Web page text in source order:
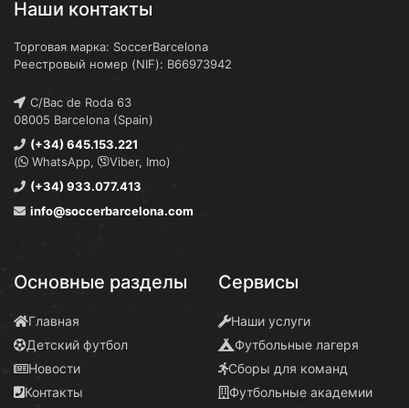
Наши контакты
Торговая марка: SoccerBarcelona
Реестровый номер (NIF): B66973942
C/Bac de Roda 63
08005 Barcelona (Spain)
(+34) 645.153.221
(
WhatsApp,
Viber, Imo)
(+34) 933.077.413
info@soccerbarcelona.com
Основные разделы
Главная
Детский футбол
Новости
Контакты
Сервисы
Наши услуги
Футбольные лагеря
Сборы для команд
Футбольные академии